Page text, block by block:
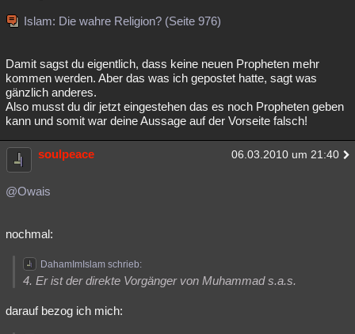
Islam: Die wahre Religion? (Seite 976)
Damit sagst du eigentlich, dass keine neuen Propheten mehr
kommen werden. Aber das was ich gepostet hatte, sagt was
gänzlich anderes.
Also musst du dir jetzt eingestehen das es noch Propheten geben
kann und somit war deine Aussage auf der Vorseite falsch!
soulpeace 06.03.2010 um 21:40
@Owais
nochmal:
DahamImIslam schrieb:
4. Er ist der direkte Vorgänger von Muhammad s.a.s.
darauf bezog ich mich: